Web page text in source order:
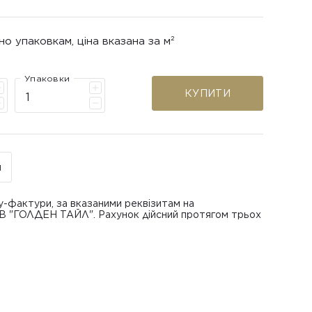
упаковкам, ціна вказана за м²
Упаковки
КУПИТИ
фактури, за вказаними реквізитам на
"ГОЛДЕН ТАЙЛ". Рахунок дійсний протягом трьох